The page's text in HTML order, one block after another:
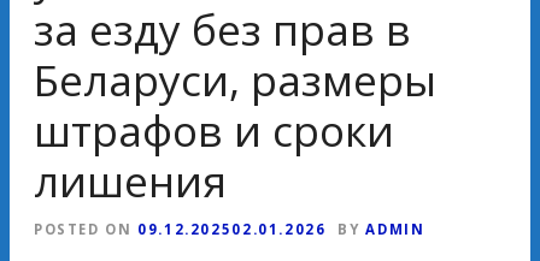
за езду без прав в
Беларуси, размеры
штрафов и сроки
лишения
POSTED ON 09.12.2025 02.01.2026 BY ADMIN